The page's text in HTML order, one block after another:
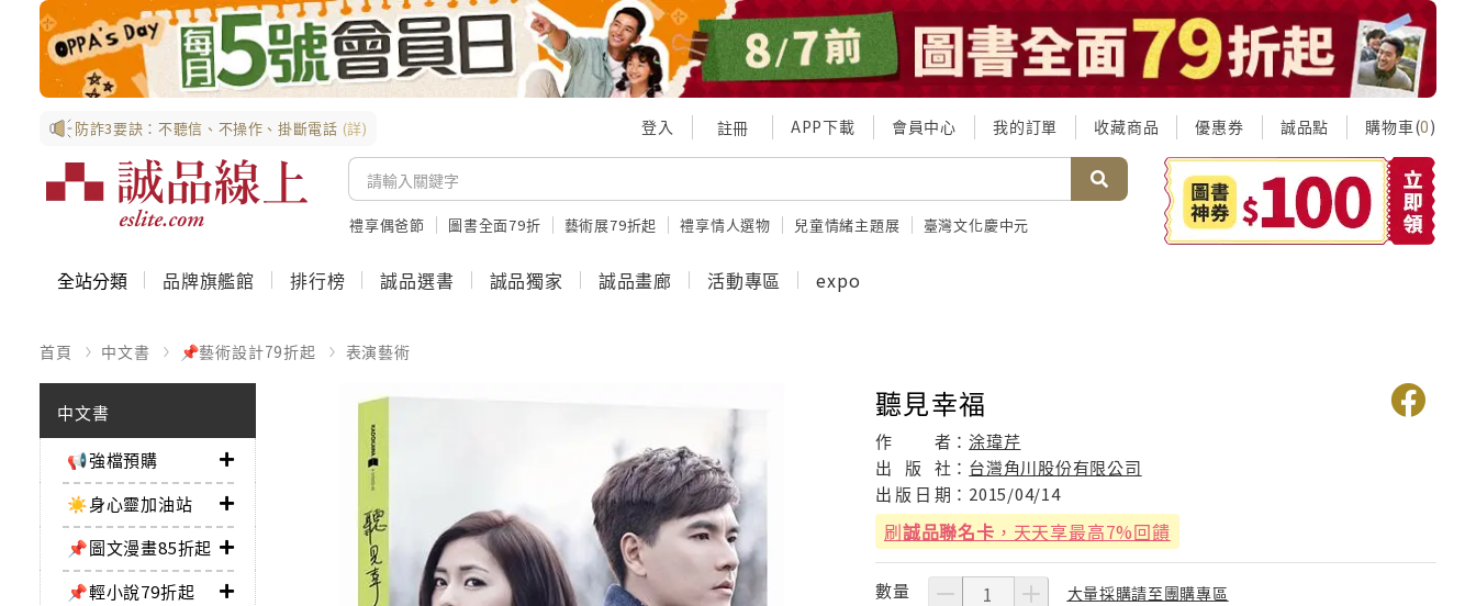
防詐3要訣：不聽信、不操作、掛斷電話 (詳) 登入 註冊 APP下載 會員中心 我的訂單 收藏商品 優惠券 誠品點 購物車(0)
禮享偶爸節 圖書全面79折 藝術展79折起 禮享情人選物 兒童情緒主題展 臺灣文化慶中元
全站分類 品牌旗艦館 排行榜 誠品選書 誠品獨家 誠品畫廊 活動專區 expo
首頁 中文書 📌藝術設計79折起 表演藝術
中文書
📢強檔預購
☀️身心靈加油站
📌圖文漫畫85折起
📌輕小說79折起
聽見幸福
作 者：涂瑋芹
出
版 社： 台灣角川股份有限公司
出 版 日 期： 2015/04/14
刷誠品聯名卡 ，天天享最高7%回饋
數量 大量採購請至團購專區